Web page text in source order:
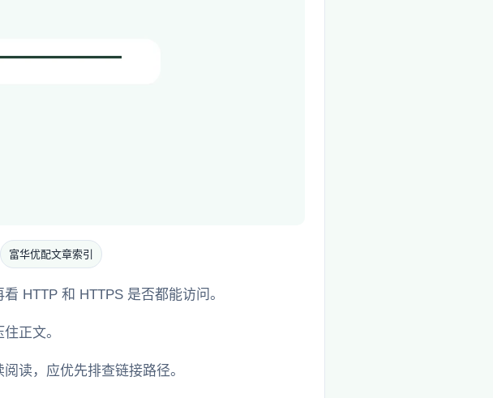
富华优配文章索引
HTTP 和 HTTPS 是否都能访问。
正文。
读，应优先排查链接路径。